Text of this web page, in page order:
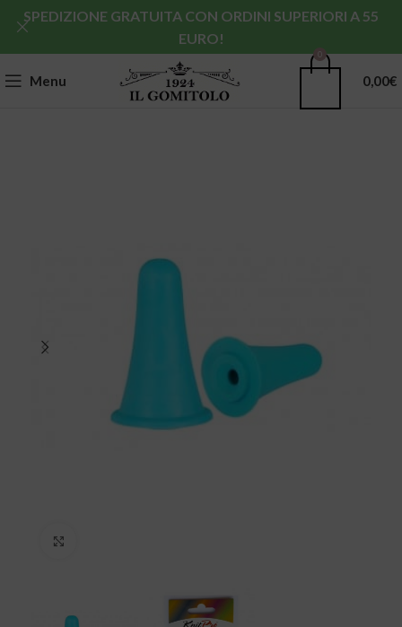
Menu 0,00€
SPEDIZIONE GRATUITA CON ORDINI SUPERIORI A 55
EURO!